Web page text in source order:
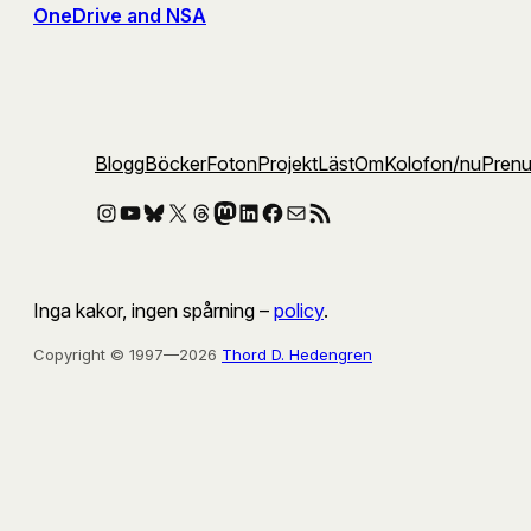
OneDrive and NSA
BloggBöckerFotonProjektLästOmKolofon/nu
Instagram
YouTube
Bluesky
X Threads
Mastodon
LinkedIn
Facebook
E-postRSS-flöde
Inga kakor, ingen spårning – policy.
Copyright © 1997—2026 Thord D. Hedengren